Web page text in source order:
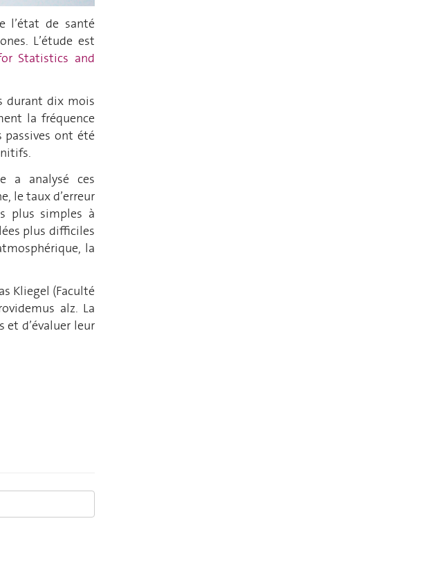
l’état de santé
L’étude est
Statistics and
durant dix mois
la fréquence
passives ont été
a analysé ces
le taux d’erreur
plus simples à
plus difficiles
la
Kliegel (Faculté
alz. La
et d’évaluer leur